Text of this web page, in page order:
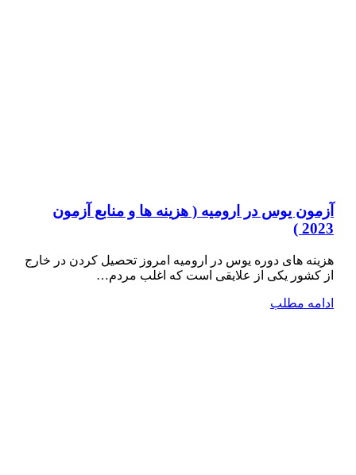
آزمون یوس در ارومیه ( هزینه ها و منابع آزمون
2023 )
هزینه های دوره یوس در ارومیه امروز تحصیل کردن در خارج
از کشور یکی از علایقی است که اغلب مردم…
ادامه مطلب